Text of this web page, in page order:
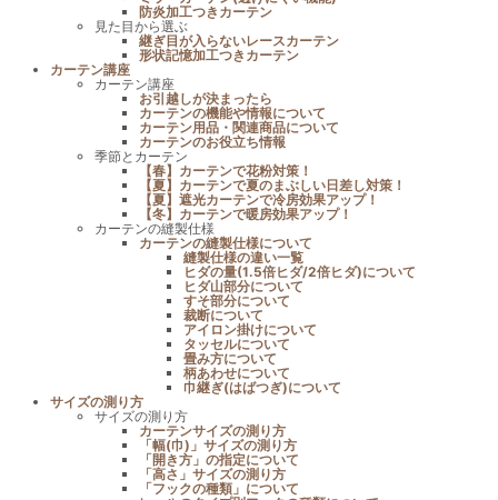
防炎加工つきカーテン
見た目から選ぶ
継ぎ目が入らないレースカーテン
形状記憶加工つきカーテン
カーテン講座
カーテン講座
お引越しが決まったら
カーテンの機能や情報について
カーテン用品・関連商品について
カーテンのお役立ち情報
季節とカーテン
【春】カーテンで花粉対策！
【夏】カーテンで夏のまぶしい日差し対策！
【夏】遮光カーテンで冷房効果アップ！
【冬】カーテンで暖房効果アップ！
カーテンの縫製仕様
カーテンの縫製仕様について
縫製仕様の違い一覧
ヒダの量(1.5倍ヒダ/2倍ヒダ)について
ヒダ山部分について
すそ部分について
裁断について
アイロン掛けについて
タッセルについて
畳み方について
柄あわせについて
巾継ぎ(はばつぎ)について
サイズの測り方
サイズの測り方
カーテンサイズの測り方
「幅(巾)」サイズの測り方
「開き方」の指定について
「高さ」サイズの測り方
「フックの種類」について